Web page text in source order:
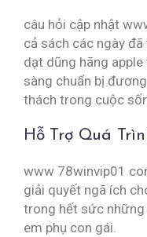
câu hỏi cập nhật
cả sách các ngày
dạt dũng hãng
sàng chuẩn bị
thách trong cuộc
Hỗ Trợ Quá
www 78winvip01
giải quyết ngã ích
trong hết sức
em phụ con gái.